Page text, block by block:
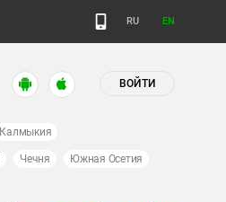
RU EN
ВОЙТИ
Калмыкия
Чечня Южная Осетия